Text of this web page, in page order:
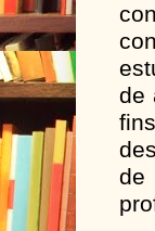
de